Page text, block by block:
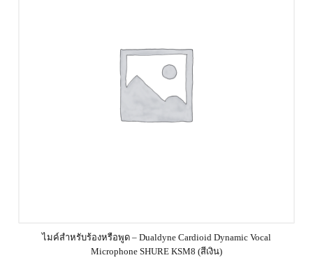
ไมค์สำหรับร้องหรือพูด – Dualdyne Cardioid Dynamic Vocal
Microphone SHURE KSM8 (สีเงิน)